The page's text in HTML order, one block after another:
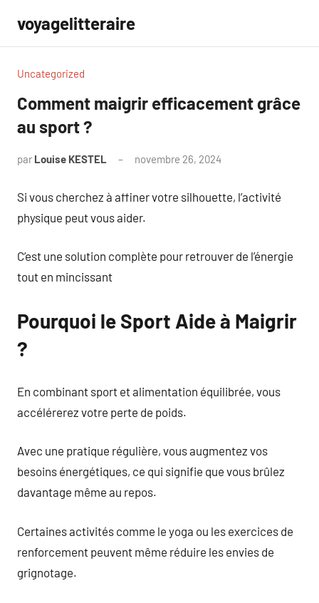
contenu
voyagelitteraire
Uncategorized
Comment maigrir efficacement grâce
au sport ?
par Louise KESTEL novembre 26, 2024
Si vous cherchez à affiner votre silhouette, l’activité
physique peut vous aider.
C’est une solution complète pour retrouver de l’énergie
tout en mincissant
Pourquoi le Sport Aide à Maigrir
?
En combinant sport et alimentation équilibrée, vous
accélérerez votre perte de poids.
Avec une pratique régulière, vous augmentez vos
besoins énergétiques, ce qui signifie que vous brûlez
davantage même au repos.
Certaines activités comme le yoga ou les exercices de
renforcement peuvent même réduire les envies de
grignotage.